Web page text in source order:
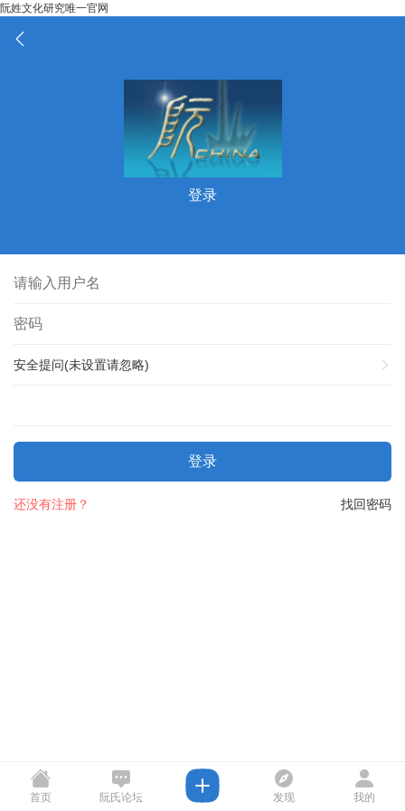
阮姓文化研究唯一官网
登录
安全提问(未设置请忽略)
登录
找回密码
还没有注册？
首页 阮氏论坛 发现 我的